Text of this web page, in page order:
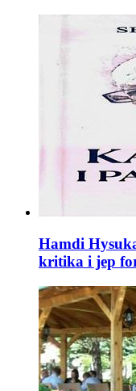
Hamdi
kritika i jep